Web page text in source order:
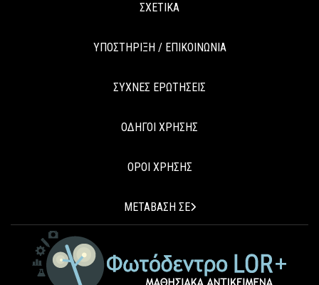
ΣΧΕΤΙΚΑ
ΥΠΟΣΤΗΡΙΞΗ / ΕΠΙΚΟΙΝΩΝΙΑ
ΣΥΧΝΕΣ ΕΡΩΤΗΣΕΙΣ
ΟΔΗΓΟΙ ΧΡΗΣΗΣ
ΟΡΟΙ ΧΡΗΣΗΣ
ΜΕΤΑΒΑΣΗ ΣΕ